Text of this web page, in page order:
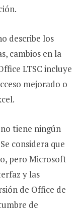
describe los
cambios en la
LTSC incluye
mejorado o
tiene ningún
considera que
pero Microsoft
y las
de Office de
de